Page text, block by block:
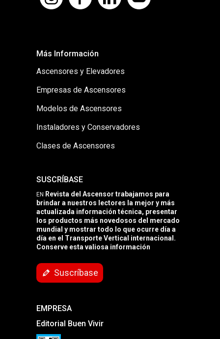
Más Información
Ascensores y Elevadores
Empresas de Ascensores
Modelos de Ascensores
Instaladores y Conservadores
Clases de Ascensores
SUSCRÍBASE
EN Revista del Ascensor trabajamos para
brindar a nuestros lectores la mejor y más
actualizada información técnica, presentar
los productos más novedosos del mercado
mundial y mostrar todo lo que ocurre día a
día en el Transporte Vertical internacional.
Conserve esta valiosa información
Suscríbase
EMPRESA
Editorial Buen Vivir